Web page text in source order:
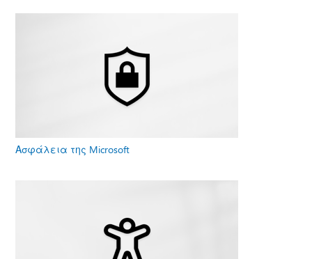
Ασφάλεια της Microsoft